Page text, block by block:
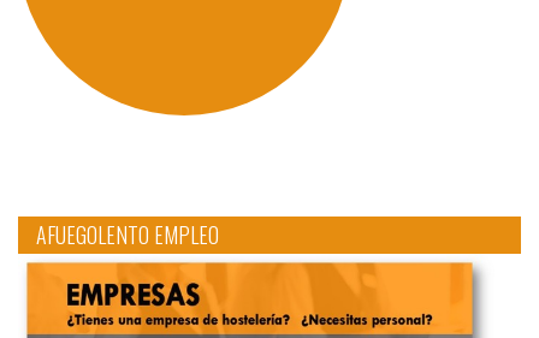
AFUEGOLENTO EMPLEO